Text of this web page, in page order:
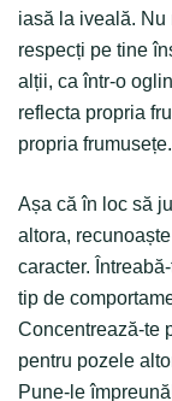
iasă la iveală. Nu
respecți pe tine
alții, ca într-o
reflecta propria
propria frumusețe.
Așa că în loc să
altora,
caracter.
tip de
Concentrează-te
pentru pozele
Pune-le